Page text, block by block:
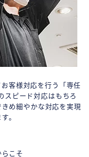
客様対応を行う「専任
スピード対応はもちろ
め細やかな対応を実現
。
こそ